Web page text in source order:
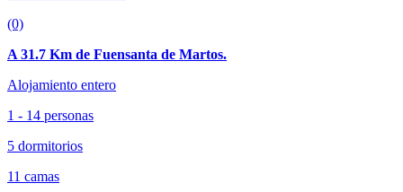
(0)
A 31.7 Km de Fuensanta de Martos.
Alojamiento entero
1 - 14 personas
5 dormitorios
11 camas